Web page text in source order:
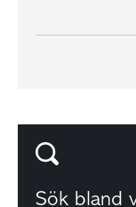
Sök bland